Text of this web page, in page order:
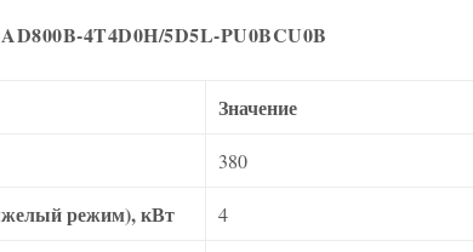
4T4D0H/5D5L-PU0BCU0B
Значение
380
режим), кВт 4